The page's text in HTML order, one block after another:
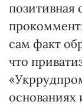
сам факт
что
основаниях